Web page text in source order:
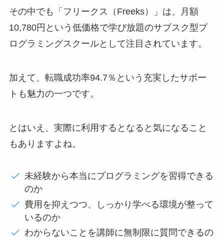
その中でも「フリークス（Freeks）」は、月額
10,780円という低価格で学び放題のサブスク型プ
ログラミングスクールとして注目されています。
加えて、転職成功率94.7％という充実したサポー
トも魅力の一つです。
とはいえ、実際に利用するとなると気になること
もありますよね。
未経験から本当にプログラミングを習得できる
のか
費用を抑えつつ、しっかり学べる環境が整って
いるのか
わからないことを講師に無制限に質問できるの